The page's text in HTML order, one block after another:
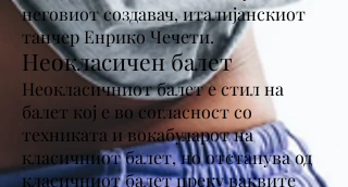
неговиот создавач, италијанскиот
танчер Енрико Чечети.
Неокласичен балет
Неокласичниот балет е стил на
балет кој е во согласност со
техниката и вокабуларот на
класичниот балет, но отстапува од
класичниот балет преку ваквите